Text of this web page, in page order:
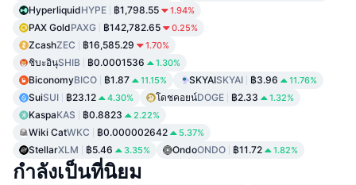
HyperliquidHYPE ฿1,798.55 1.94%
PAX GoldPAXG ฿142,782.65 0.25%
ZcashZEC ฿16,585.29 1.70%
ชิบะอินุSHIB ฿0.0001536 1.30%
BiconomyBICO ฿1.87 11.15% SKYAISKYAI ฿3.96 11.76%
SuiSUI ฿23.12 4.30% โดชคอยน์DOGE ฿2.33 1.32%
KaspaKAS ฿0.8823 2.22%
Wiki CatWKC ฿0.000002642 5.37%
StellarXLM ฿5.46 3.35% OndoONDO ฿11.72 1.82%
กำลังเป็นที่นิยม